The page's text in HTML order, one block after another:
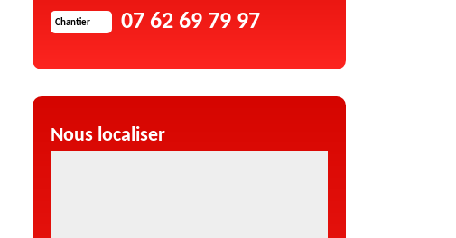
Chantier 07 62 69 79 97
Nous localiser